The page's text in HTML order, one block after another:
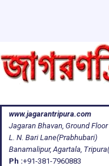
www.jagarantripura.com
Jagaran Bhavan, Ground Floor
L. N. Bari Lane(Prabhubari)
Banamalipur, Agartala,
Ph :+91-381-7960883